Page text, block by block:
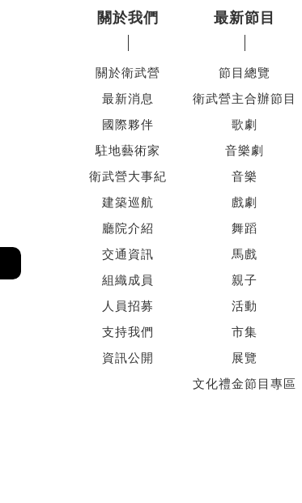
關於我們
關於衛武營
最新消息
國際夥伴
駐地藝術家
衛武營大事紀
建築巡航
廳院介紹
交通資訊
組織成員
人員招募
支持我們
資訊公開
最新節目
節目總覽
衛武營主合辦節目
歌劇
音樂劇
音樂
戲劇
舞蹈
馬戲
親子
活動
市集
展覽
文化禮金節目專區